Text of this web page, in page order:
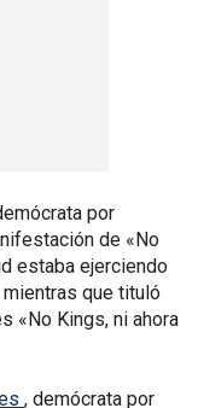
por
de «No
estaba ejerciendo
mientras que tituló
«No Kings, ni ahora
, demócrata por